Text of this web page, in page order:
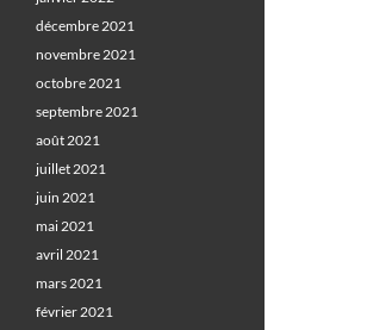
décembre 2021
novembre 2021
octobre 2021
septembre 2021
août 2021
juillet 2021
juin 2021
mai 2021
avril 2021
mars 2021
février 2021